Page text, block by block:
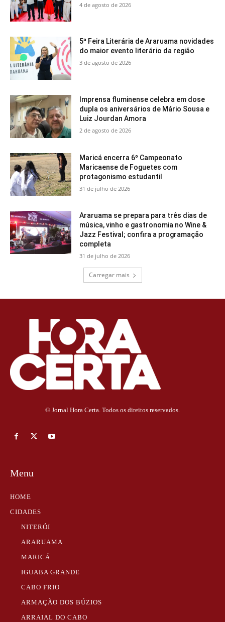
4 de agosto de 2026
5ª Feira Literária de Araruama novidades
do maior evento literário da região
3 de agosto de 2026
Imprensa fluminense celebra em dose
dupla os aniversários de Mário Sousa e
Luiz Jourdan Amora
2 de agosto de 2026
Maricá encerra 6º Campeonato
Maricaense de Foguetes com
protagonismo estudantil
31 de julho de 2026
Araruama se prepara para três dias de
música, vinho e gastronomia no Wine &
Jazz Festival; confira a programação
completa
31 de julho de 2026
Carregar mais
© Jornal Hora Certa. Todos os direitos reservados.
Menu
HOME
CIDADES
NITERÓI
ARARUAMA
MARICÁ
IGUABA GRANDE
CABO FRIO
ARMAÇÃO DOS BÚZIOS
ARRAIAL DO CABO